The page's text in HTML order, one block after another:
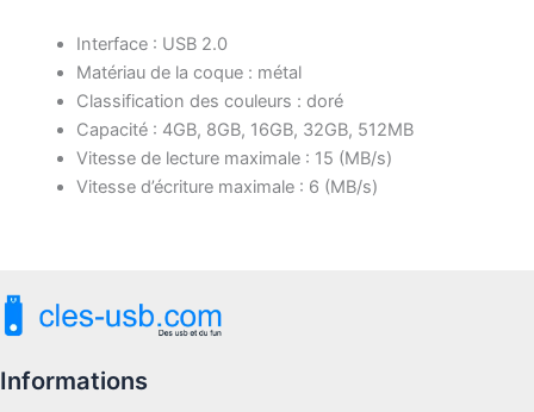
Interface : USB 2.0
Matériau de la coque : métal
Classification des couleurs : doré
Capacité : 4GB, 8GB, 16GB, 32GB, 512MB
Vitesse de lecture maximale : 15 (MB/s)
Vitesse d’écriture maximale : 6 (MB/s)
Informations